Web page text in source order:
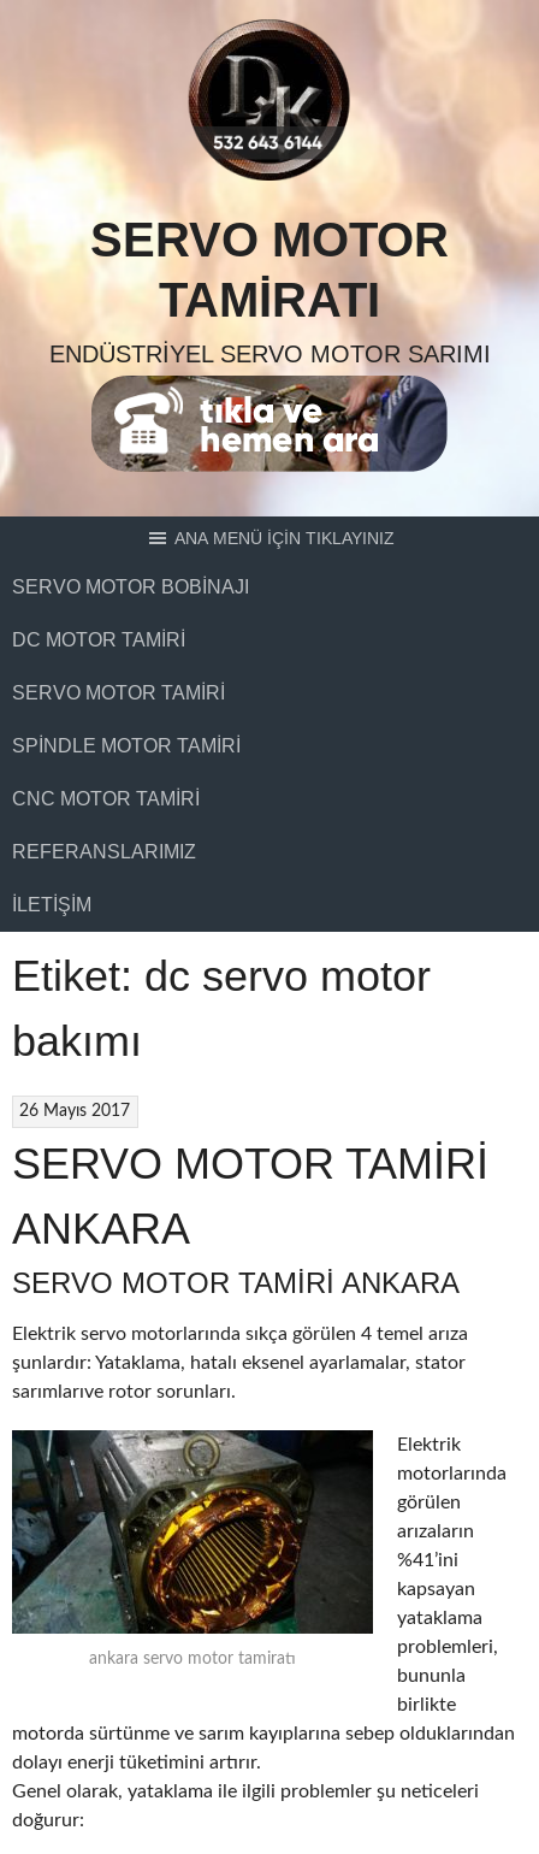
SERVO MOTOR
TAMIRATI
ENDÜSTRIYEL SERVO MOTOR SARIMI
ANA MENÜ İÇİN TIKLAYINIZ
SERVO MOTOR BOBINAJI
DC MOTOR TAMIRI
SERVO MOTOR TAMIRI
SPINDLE MOTOR TAMIRI
CNC MOTOR TAMIRI
REFERANSLARIMIZ
İLETIŞIM
Etiket: dc servo motor
bakımı
26 Mayıs 2017
SERVO MOTOR TAMİRİ
ANKARA
SERVO MOTOR TAMIRI ANKARA
Elektrik servo motorlarında sıkça görülen 4 temel arıza
şunlardır: Yataklama, hatalı eksenel ayarlamalar, stator
sarımlarıve rotor sorunları.
ankara servo motor tamiratı
Elektrik
motorlarında
görülen
arızaların
%41’ini
kapsayan
yataklama
problemleri,
bununla
birlikte
motorda sürtünme ve sarım kayıplarına sebep olduklarından
dolayı enerji tüketimini artırır.
Genel olarak, yataklama ile ilgili problemler şu neticeleri
doğurur: